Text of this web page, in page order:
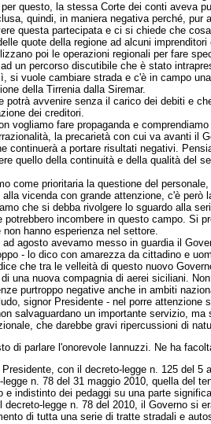
questo, la stessa Corte dei conti aveva
quindi, in maniera negativa perché,
questa partecipata e ci si chiede che
quote della regione ad alcuni
poi le operazioni regionali per fare
un percorso discutibile che è stato
si vuole cambiare strada e c'è in campo
della Tirrenia dalla Siremar.
potrà avvenire senza il carico dei debiti e
dei creditori.
vogliamo fare propaganda e
la precarietà con cui va avanti il
continuerà a portare risultati negativi.
quello della continuità e della qualitàdel
come prioritaria la questione del
vicenda con grande attenzione, c'è
che si debba rivolgere lo sguardo alla
potrebbero incombere in questo campo. Si
hanno esperienza nel settore.
ad agosto avevamo messo in guardia il
- lo dico con amarezza da cittadino e
che tra le velleità di questo nuovo
una nuova compagnia di aerei siciliani.
purtroppo negative anche in ambiti
signor Presidente - nel porre
salvaguardano un importante servizio,
che darebbe gravi ripercussioni di
di parlare l'onorevole Iannuzzi. Ne ha
con il decreto-legge n. 125 del
n. 78 del 31 maggio 2010, quella del
e indistinto dei pedaggi su una parte
decreto-legge n. 78 del 2010, il Governo si
di tutta una serie di tratte stradali e